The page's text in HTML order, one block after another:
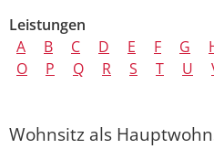
Leistungen
A
B C D E F G
O
P Q R S T U
Wohnsitz als